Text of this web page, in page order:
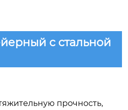
с стальной
прочность,